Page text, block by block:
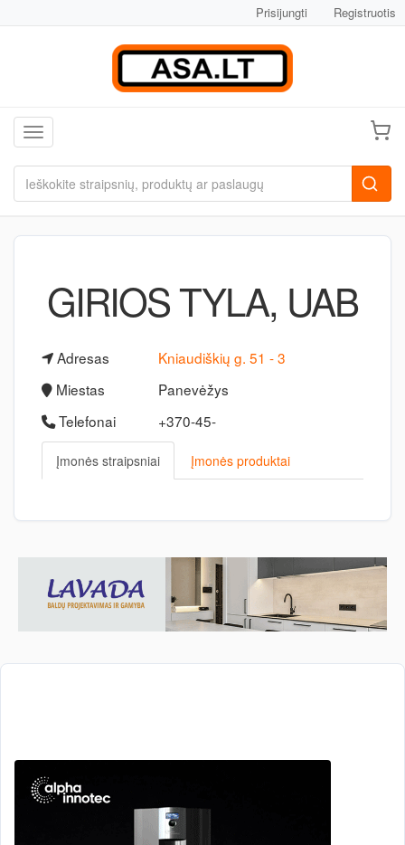
Prisijungti Registruotis
Toggle navigation
GIRIOS TYLA, UAB
Adresas
Kniaudiškių g. 51 - 3
Miestas
Panevėžys
Telefonai
+370-45-
Įmonės straipsniai Įmonės produktai